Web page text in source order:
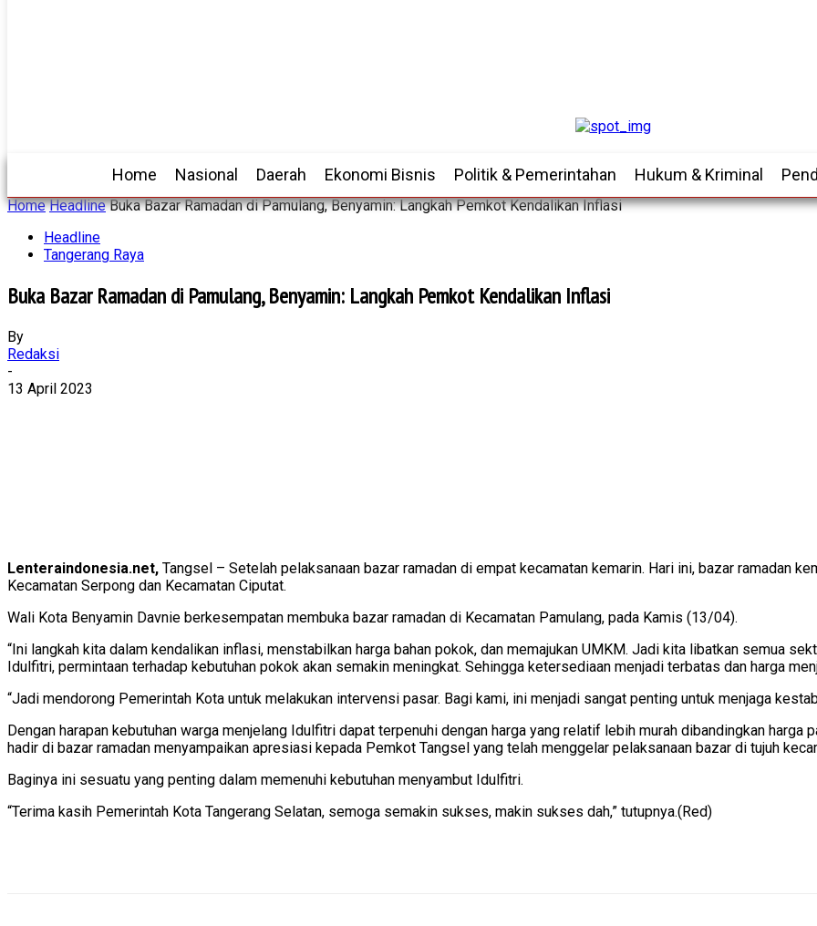
Home Nasional Daerah Ekonomi Bisnis Politik & Pemerintahan Hukum & Kriminal
Home Headline Buka Bazar Ramadan di Pamulang, Benyamin: Langkah Pemkot Kendalikan Inflasi
Headline
Tangerang Raya
Buka Bazar Ramadan di Pamulang, Benyamin: Langkah Pemkot Kendalikan Inflasi
By
Redaksi
-
13 April 2023
Lenteraindonesia.net, Tangsel – Setelah pelaksanaan bazar ramadan di empat kecamatan kemarin. Hari ini, bazar ramadan
Kecamatan Serpong dan Kecamatan Ciputat.
Wali Kota Benyamin Davnie berkesempatan membuka bazar ramadan di Kecamatan Pamulang, pada Kamis (13/04).
“Ini langkah kita dalam kendalikan inflasi, menstabilkan harga bahan pokok, dan memajukan UMKM. Jadi kita libatkan semua
Idulfitri, permintaan terhadap kebutuhan pokok akan semakin meningkat. Sehingga ketersediaan menjadi terbatas dan harga
“Jadi mendorong Pemerintah Kota untuk melakukan intervensi pasar. Bagi kami, ini menjadi sangat penting untuk menjaga
Dengan harapan kebutuhan warga menjelang Idulfitri dapat terpenuhi dengan harga yang relatif lebih murah dibandingkan harga
hadir di bazar ramadan menyampaikan apresiasi kepada Pemkot Tangsel yang telah menggelar pelaksanaan bazar di tujuh
Baginya ini sesuatu yang penting dalam memenuhi kebutuhan menyambut Idulfitri.
“Terima kasih Pemerintah Kota Tangerang Selatan, semoga semakin sukses, makin sukses dah,” tutupnya.(Red)